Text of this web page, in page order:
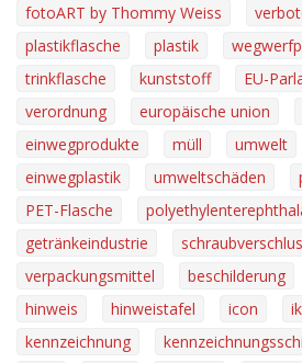
fotoART by Thommy Weiss
plastikflasche
plastik
trinkflasche
kunststoff
EU-
verordnung
europäische union
einwegprodukte
müll umwelt
einwegplastik
umweltschäden
PET-Flasche
getränkeindustrie
verpackungsmittel
beschilderung
hinweis
hinweistafel icon
kennzeichnung